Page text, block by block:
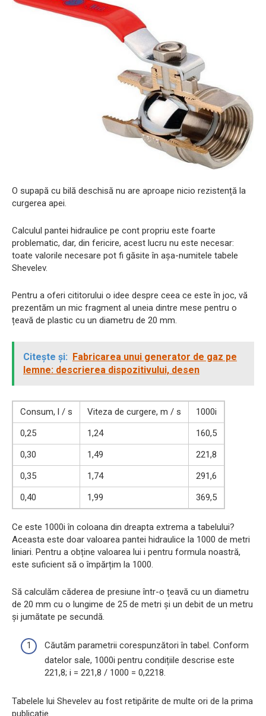
O supapă cu bilă deschisă nu are aproape nicio rezistență la
curgerea apei.
Calculul pantei hidraulice pe cont propriu este foarte
problematic, dar, din fericire, acest lucru nu este necesar:
toate valorile necesare pot fi găsite în așa-numitele tabele
Shevelev.
Pentru a oferi cititorului o idee despre ceea ce este în joc, vă
prezentăm un mic fragment al uneia dintre mese pentru o
țeavă de plastic cu un diametru de 20 mm.
Citește și: Fabricarea unui generator de gaz pe
lemne: descrierea dispozitivului, desen
Consum, l / s Viteza de curgere, m / s
1000i
0,25
1,24
160,5
0,30
1,49
221,8
0,35
1,74
291,6
0,40
1,99 369,5
Ce este 1000i în coloana din dreapta extrema a tabelului?
Aceasta este doar valoarea pantei hidraulice la 1000 de metri
liniari. Pentru a obține valoarea lui i pentru formula noastră,
este suficient să o împărțim la 1000.
Să calculăm căderea de presiune într-o țeavă cu un diametru
de 20 mm cu o lungime de 25 de metri și un debit de un metru
și jumătate pe secundă.
Căutăm parametrii corespunzători în tabel. Conform
datelor sale, 1000i pentru condițiile descrise este
221,8; i = 221,8 / 1000 = 0,2218.
Tabelele lui Shevelev au fost retipărite de multe ori de la prima
publicație.